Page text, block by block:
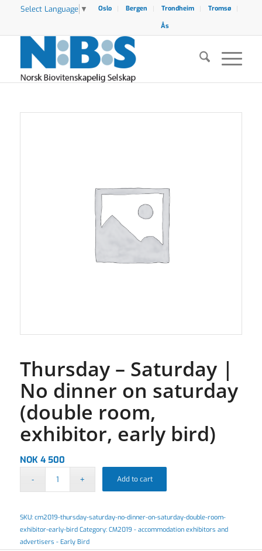
Select Language ▼ Oslo Bergen Trondheim
Tromsø
Ås
Thursday – Saturday |
No dinner on saturday
(double room,
exhibitor, early bird)
NOK4 500
Add to cart
SKU: cm2019-thursday-saturday-no-dinner-on-saturday-double-room-
exhibitor-early-bird Category: CM2019 - accommodation exhibitors and
advertisers - Early Bird